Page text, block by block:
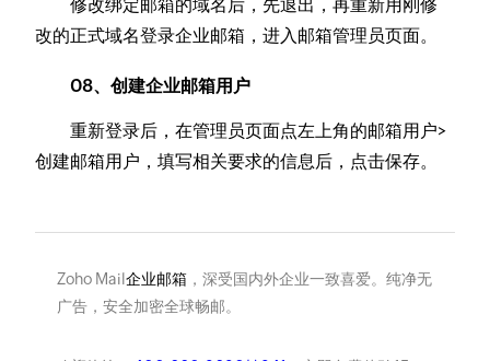
修改绑定邮箱的域名后，先退出，再重新用刚修
改的正式域名登录企业邮箱，进入邮箱管理员页面。
08、创建企业邮箱用户
重新登录后，在管理员页面点左上角的邮箱用户>
创建邮箱用户，填写相关要求的信息后，点击保存。
Zoho Mail企业邮箱，深受国内外企业一致喜爱。纯净无
广告，安全加密全球畅邮。